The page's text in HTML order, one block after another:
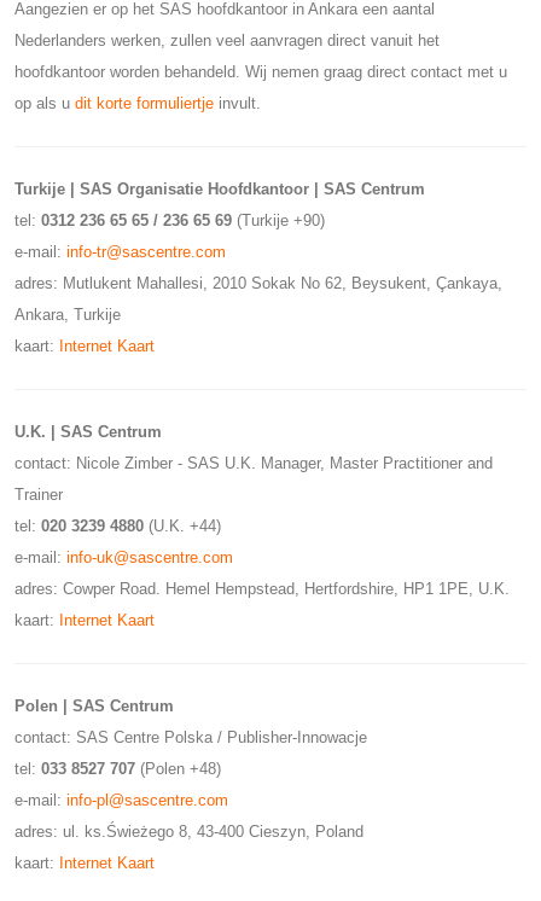
Aangezien er op het SAS hoofdkantoor in Ankara een aantal
Nederlanders werken, zullen veel aanvragen direct vanuit het
hoofdkantoor worden behandeld. Wij nemen graag direct contact met u
op als u dit korte formuliertje invult.
Turkije | SAS Organisatie Hoofdkantoor | SAS Centrum
tel: 0312 236 65 65 / 236 65 69 (Turkije +90)
e-mail: info-tr@sascentre.com
adres: Mutlukent Mahallesi, 2010 Sokak No 62, Beysukent, Çankaya,
Ankara, Turkije
kaart: Internet Kaart
U.K. | SAS Centrum
contact: Nicole Zimber - SAS U.K. Manager, Master Practitioner and
Trainer
tel: 020 3239 4880 (U.K. +44)
e-mail: info-uk@sascentre.com
adres: Cowper Road. Hemel Hempstead, Hertfordshire, HP1 1PE, U.K.
kaart: Internet Kaart
Polen | SAS Centrum
contact: SAS Centre Polska / Publisher-Innowacje
tel: 033 8527 707 (Polen +48)
e-mail: info-pl@sascentre.com
adres: ul. ks.Świeżego 8, 43-400 Cieszyn, Poland
kaart: Internet Kaart